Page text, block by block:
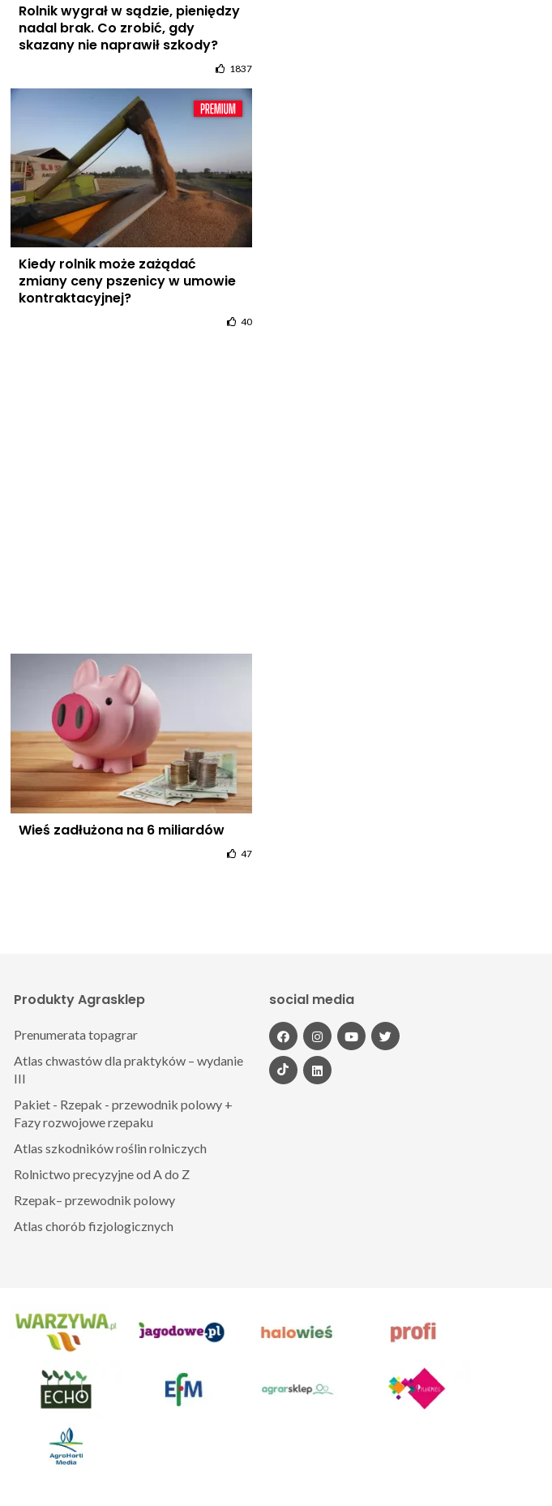
Rolnik wygrał w sądzie, pieniędzy
nadal brak. Co zrobić, gdy
skazany nie naprawił szkody?
1837
Kiedy rolnik może zażądać
zmiany ceny pszenicy w umowie
kontraktacyjnej?
40
Wieś zadłużona na 6 miliardów
47
Produkty Agrasklep
Prenumerata topagrar
Atlas chwastów dla praktyków – wydanie
III
Pakiet - Rzepak - przewodnik polowy +
Fazy rozwojowe rzepaku
Atlas szkodników roślin rolniczych
Rolnictwo precyzyjne od A do Z
Rzepak– przewodnik polowy
Atlas chorób fizjologicznych
social media